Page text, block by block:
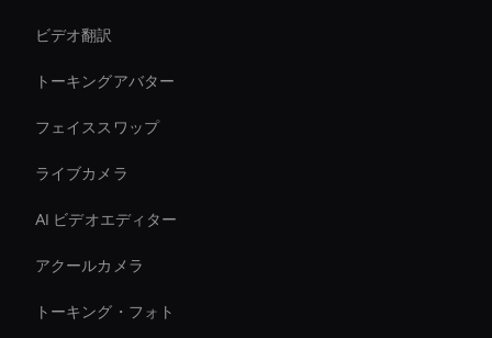
ビデオ翻訳
トーキングアバター
フェイススワップ
ライブカメラ
AI ビデオエディター
アクールカメラ
トーキング・フォト